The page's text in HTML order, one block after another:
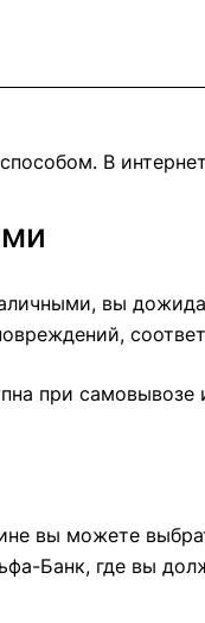
В
вы
при самовывозе
вы можете
Банк, где вы